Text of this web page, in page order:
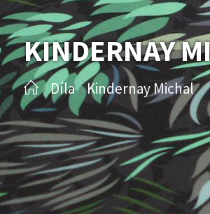
KINDERNAY
/ Díla / Kindernay Michal